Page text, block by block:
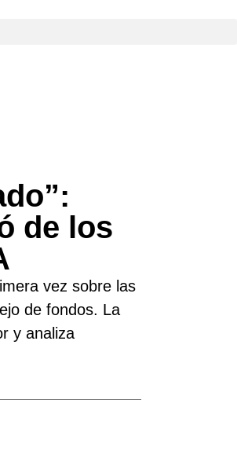
de los
vez sobre las
de fondos. La
y analiza